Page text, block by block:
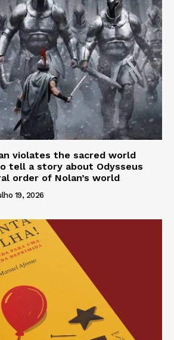
violates the sacred world
tell a story about Odysseus
order of Nolan’s world
19, 2026